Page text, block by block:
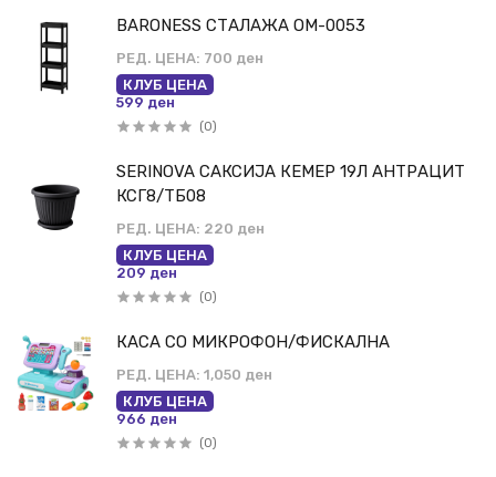
BARONESS СТАЛАЖА ОМ-0053
РЕД. ЦЕНА: 700 ден
КЛУБ ЦЕНА
599 ден
(0)
SERINOVA САКСИЈА КЕМЕР 19Л АНТРАЦИТ
КСГ8/ТБ08
РЕД. ЦЕНА: 220 ден
КЛУБ ЦЕНА
209 ден
(0)
КАСА СО МИКРОФОН/ФИСКАЛНА
РЕД. ЦЕНА: 1,050 ден
КЛУБ ЦЕНА
966 ден
(0)